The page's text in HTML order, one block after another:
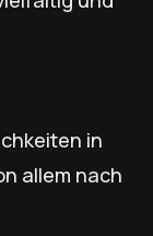
in
allem nach